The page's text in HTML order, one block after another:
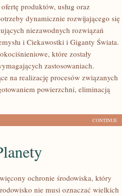
produktów, usług oraz
dynamicznie rozwijającego się
niezawodnych rozwiązań
i Ciekawostki i Giganty Świata.
które zostały
zastosowaniach.
na realizację procesów związanych
powierzchni, eliminacją
CONTINUE
ochronie środowiska, który
nie musi oznaczać wielkich